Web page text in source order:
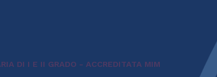
DI I E II GRADO - ACCREDITATA MIM